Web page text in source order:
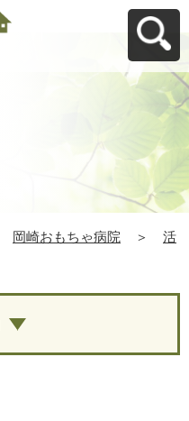
岡崎おもちゃ病院 ＞
活